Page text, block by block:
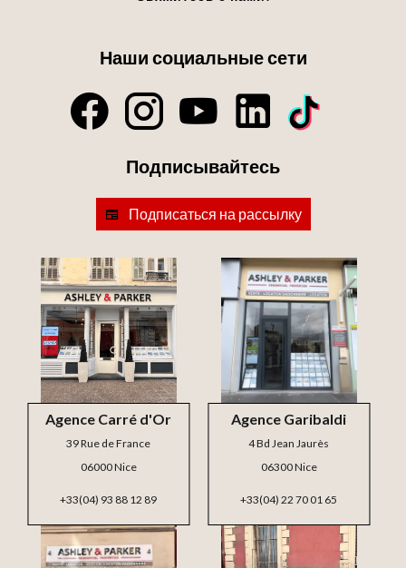
Наши социальные сети
Подписывайтесь
Подписаться на рассылку
Agence Carré d'Or
39 Rue de France
06000 Nice
+33(04) 93 88 12 89
Agence Garibaldi
4 Bd Jean Jaurès
06300 Nice
+33(04) 22 70 01 65